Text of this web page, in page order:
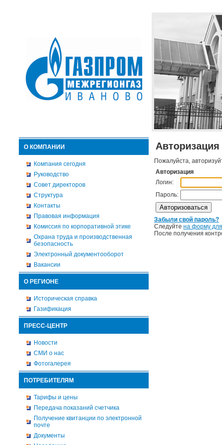
О КОМПАНИИ
Компания сегодня
Руководство
Совет директоров
Структура
Контакты
Правовая информация
Комиссия по корпоративной этике
Охрана труда и производственная
безопасность
Электронный документооборот
Вакансии
О РЕГИОНЕ
Историческая справка
Газификация
ПРЕСС-ЦЕНТР
Новости
СМИ о нас
Фотогалерея
ПОТРЕБИТЕЛЯМ
Тарифы и цены
Передача показаний счетчика
Получение квитанции по электронной
почте
Документы
Авторизация
Пожалуйста,
Авторизация
Логин:
Пароль:
Забыли свой пароль?
Следуйте на форму
После получения